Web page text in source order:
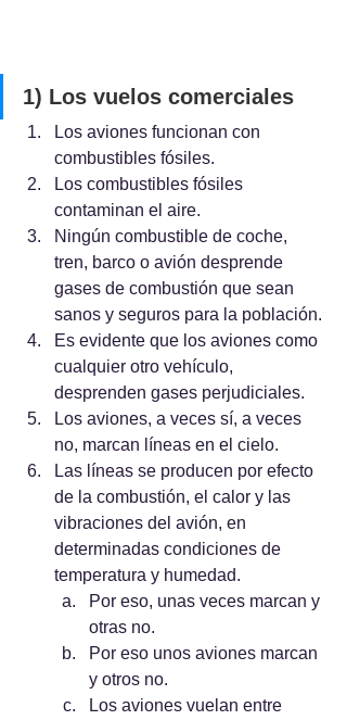
1) Los vuelos comerciales
Los aviones funcionan con
combustibles fósiles.
Los combustibles fósiles
contaminan el aire.
Ningún combustible de coche,
tren, barco o avión desprende
gases de combustión que sean
sanos y seguros para la población.
Es evidente que los aviones como
cualquier otro vehículo,
desprenden gases perjudiciales.
Los aviones, a veces sí, a veces
no, marcan líneas en el cielo.
Las líneas se producen por efecto
de la combustión, el calor y las
vibraciones del avión, en
determinadas condiciones de
temperatura y humedad.
Por eso, unas veces marcan y
otras no.
Por eso unos aviones marcan
y otros no.
Los aviones vuelan entre